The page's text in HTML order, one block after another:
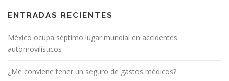
ENTRADAS RECIENTES
México ocupa séptimo lugar mundial en accidentes
automovilísticos
¿Me conviene tener un seguro de gastos médicos?